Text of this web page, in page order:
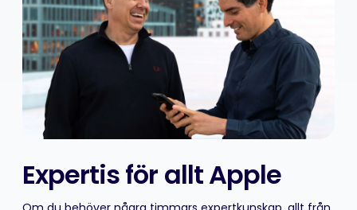
Expertis för allt Apple